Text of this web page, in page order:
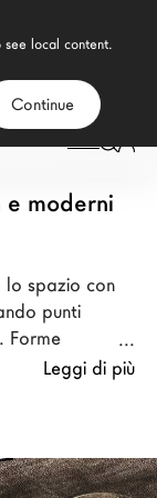
Continue
moderni
lo spazio con
punti
Forme
legno e
Leggi di più